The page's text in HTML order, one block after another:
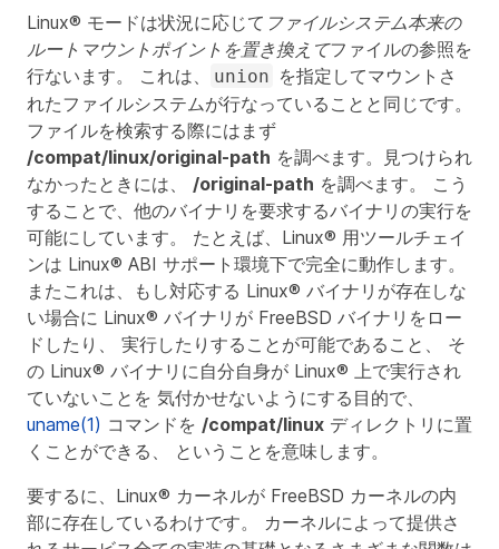
Linux® モードは状況に応じて ファイルシステム本来の
ルートマウントポイントを置き換えてファイルの参照を
行ないます。 これは、
union を指定してマウントさ
れたファイルシステムが行なっていることと同じです。
ファイルを検索する際にはまず
/compat/linux/original-path を調べます。見つけられ
なかったときには、 /original-path を調べます。 こう
することで、他のバイナリを要求するバイナリの実行を
可能にしています。 たとえば、Linux® 用ツールチェイ
ンは Linux® ABI サポート環境下で完全に動作します。
またこれは、もし対応する Linux® バイナリが存在しな
い場合に Linux® バイナリが FreeBSD バイナリをロー
ドしたり、 実行したりすることが可能であること、 そ
の Linux® バイナリに自分自身が Linux® 上で実行され
ていないことを 気付かせないようにする目的で、
uname(1) コマンドを /compat/linux ディレクトリに置
くことができる、 ということを意味します。
要するに、Linux® カーネルが FreeBSD カーネルの内
部に存在しているわけです。 カーネルによって提供さ